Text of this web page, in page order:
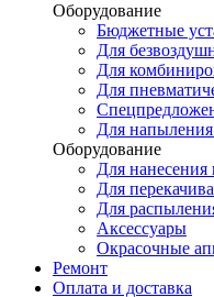
Оборудование
Бюджетные
Для
Для
Для
Для
Оборудование
Для
Для
Для
Аксессуары
Окрасочные
Ремонт
Оплата и доставка